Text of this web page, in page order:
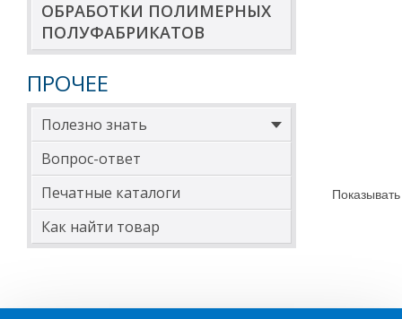
ОБРАБОТКИ ПОЛИМЕРНЫХ
ПОЛУФАБРИКАТОВ
ПРОЧЕЕ
Полезно знать
Вопрос-ответ
Печатные каталоги
Как найти товар